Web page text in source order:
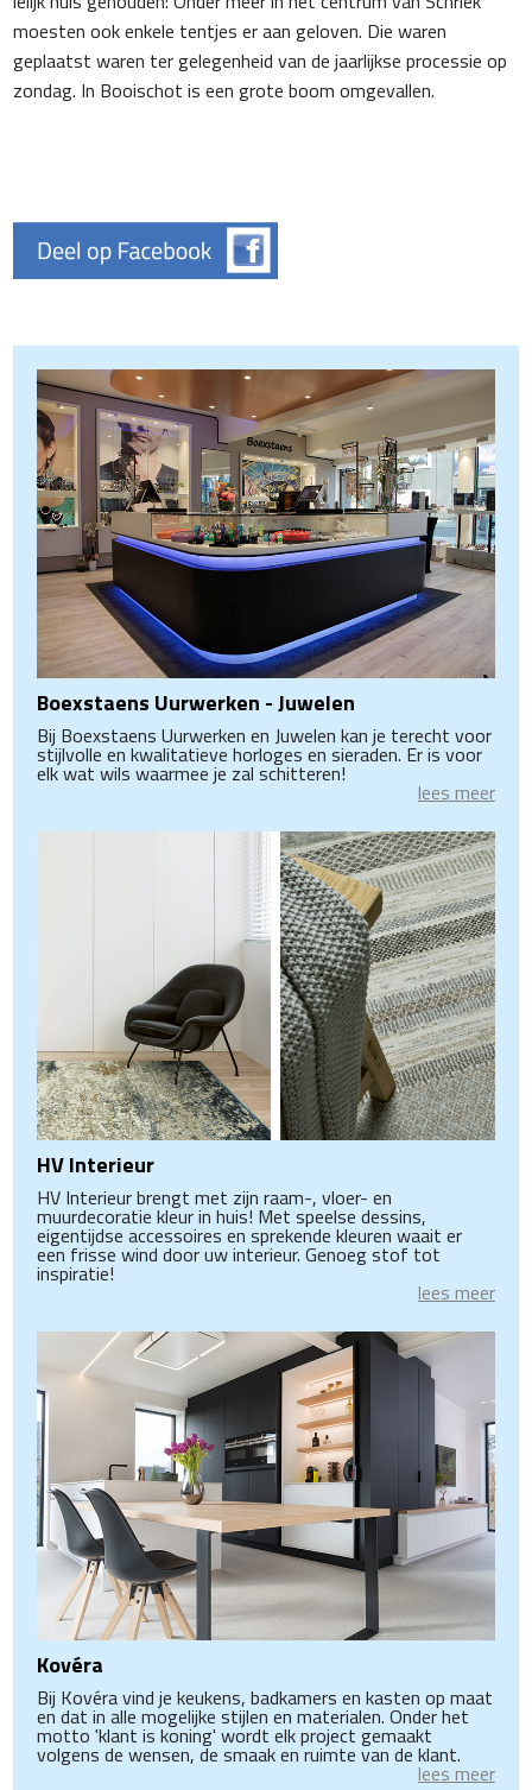
moesten ook enkele tentjes er aan geloven. Die waren
geplaatst waren ter gelegenheid van de jaarlijkse processie op
zondag. In Booischot is een grote boom omgevallen.
Boexstaens Uurwerken - Juwelen
Bij Boexstaens Uurwerken en Juwelen kan je terecht voor
stijlvolle en kwalitatieve horloges en sieraden. Er is voor
elk wat wils waarmee je zal schitteren!
lees meer
HV Interieur
HV Interieur brengt met zijn raam-, vloer- en
muurdecoratie kleur in huis! Met speelse dessins,
eigentijdse accessoires en sprekende kleuren waait er
een frisse wind door uw interieur. Genoeg stof tot
inspiratie!
lees meer
Kovéra
Bij Kovéra vind je keukens, badkamers en kasten op maat
en dat in alle mogelijke stijlen en materialen. Onder het
motto 'klant is koning' wordt elk project gemaakt
volgens de wensen, de smaak en ruimte van de klant.
lees meer